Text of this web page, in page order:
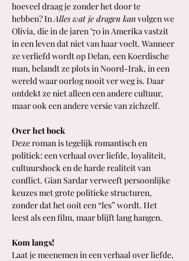
hoeveel draag je zonder het door te
hebben? In Alles wat je dragen kan volgen we
Olivia, die in de jaren ’70 in Amerika vastzit
in een leven dat niet van haar voelt. Wanneer
ze verliefd wordt op Delan, een Koerdische
man, belandt ze plots in Noord-Irak, in een
wereld waar oorlog nooit ver weg is. Daar
ontdekt ze niet alleen een andere cultuur,
maar ook een andere versie van zichzelf.
Over het boek
Deze roman is tegelijk romantisch en
politiek: een verhaal over liefde, loyaliteit,
cultuurshock en de harde realiteit van
conflict. Gian Sardar verweeft persoonlijke
keuzes met grote politieke structuren,
zonder dat het ooit een “les” wordt. Het
leest als een film, maar blijft lang hangen.
Kom langs!
Laat je meenemen in een verhaal over liefde,